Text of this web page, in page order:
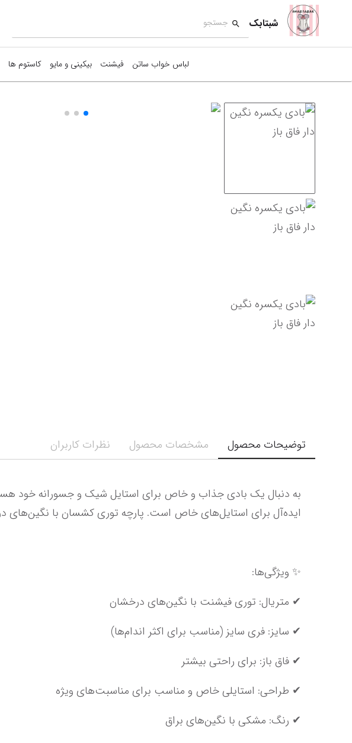
شبتابک
لباس خواب ساتن فیشنت بیکینی و مایو کاستوم ها
توضیحات محصول مشخصات محصول نظرات کاربران
ایده‌آل برای استایل‌های خاص است. پارچه توری کشسان با نگین‌های درخشان جلوه‌ای خاص به شما می‌بخشد.
✨ ویژگی‌ها:
✔ متریال: توری فیشنت با نگین‌های درخشان
✔ سایز: فری سایز (مناسب برای اکثر اندام‌ها)
✔ فاق باز: برای راحتی بیشتر
✔ طراحی: استایلی خاص و مناسب برای مناسبت‌های ویژه
✔ رنگ: مشکی با نگین‌های براق